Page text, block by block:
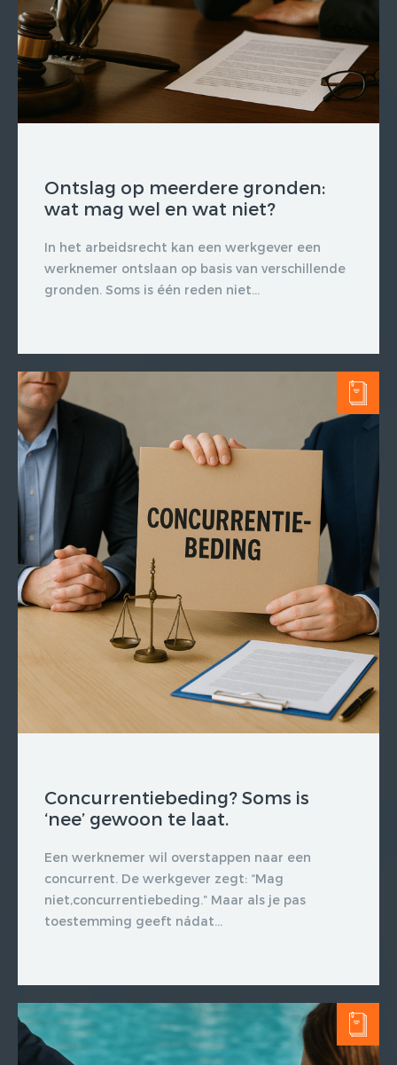
Ontslag op meerdere gronden:
wat mag wel en wat niet?
In het arbeidsrecht kan een werkgever een
werknemer ontslaan op basis van verschillende
gronden. Soms is één reden niet...
Concurrentiebeding? Soms is
‘nee’ gewoon te laat.
Een werknemer wil overstappen naar een
concurrent. De werkgever zegt: “Mag
niet,concurrentiebeding.” Maar als je pas
toestemming geeft nádat...